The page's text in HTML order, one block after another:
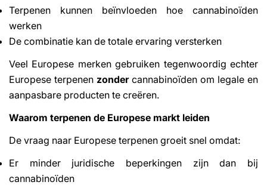
Terpenen kunnen beïnvloeden hoe cannabinoïden
werken
De combinatie kan de totale ervaring versterken
Veel Europese merken gebruiken tegenwoordig echter
Europese terpenen zondercannabinoïden om legale en
aanpasbare producten te creëren.
Waarom terpenen de Europese markt leiden
De vraag naar Europese terpenen groeit snel omdat:
Er minder juridische beperkingen zijn dan bij
cannabinoïden